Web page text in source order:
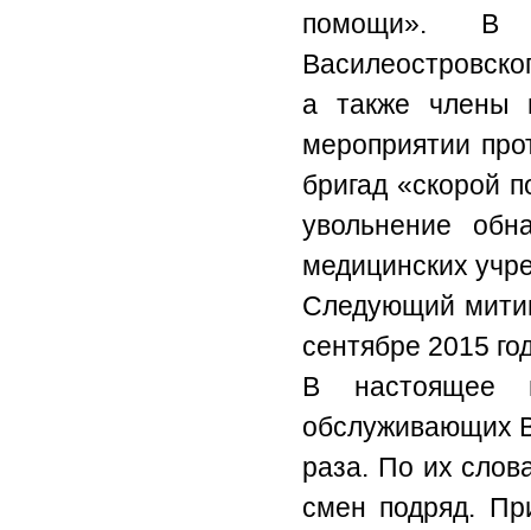
помощи». В
а также члены
мероприятии
бригад «скорой
увольнение
медицинских
Следующий
сентябре 2015
В настоящее
обслуживающих
раза. По их
смен подряд.